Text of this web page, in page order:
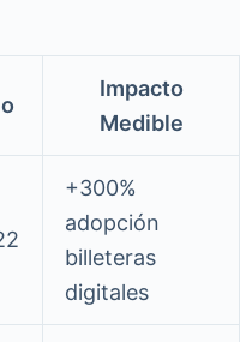
Impacto
Medible
+300%
adopción
billeteras
digitales